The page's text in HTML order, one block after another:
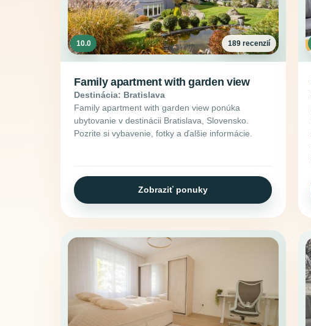
10.0 189 recenzií
Family apartment with garden view
Destinácia: Bratislava
Family apartment with garden view ponúka
ubytovanie v destinácii Bratislava, Slovensko.
Pozrite si vybavenie, fotky a ďalšie informácie.
Zobraziť ponuky